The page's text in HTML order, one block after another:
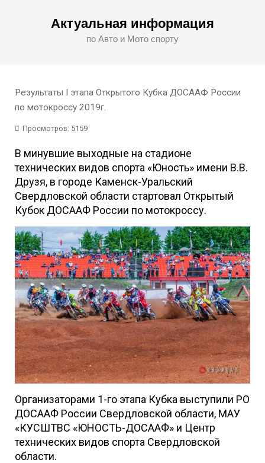
Актуальная информация
по Авто и Мото спорту
Результаты I этапа Открытого Кубка ДОСААФ России
по мотокроссу 2019г.
Просмотров: 5159
В минувшие выходные на стадионе
технических видов спорта «Юность» имени В.В.
Друзя, в городе Каменск-Уральский
Свердловской области стартовал Открытый
Кубок ДОСААФ России по мотокроссу.
Организаторами 1-го этапа Кубка выступили РО
ДОСААФ России Свердловской области, МАУ
«КУСШТВС «ЮНОСТЬ-ДОСААФ» и Центр
технических видов спорта Свердловской
области.